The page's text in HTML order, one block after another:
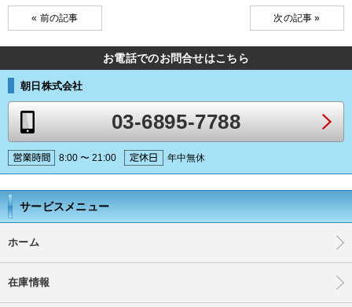
« 前の記事 次の記事 »
お電話でのお問合せはこちら
朝日株式会社
03-6895-7788
8:00 〜 21:00 年中無休
サービスメニュー
ホーム
在庫情報